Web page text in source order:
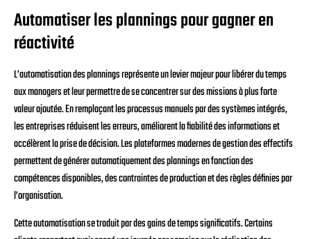
Automatiser les plannings pour gagner en
réactivité
L’automatisation des plannings représente un levier majeur pour libérer du temps
aux managers et leur permettre de se concentrer sur des missions à plus forte
valeur ajoutée. En remplaçant les processus manuels par des systèmes intégrés,
les entreprises réduisent les erreurs, améliorent la fiabilité des informations et
accélèrent la prise de décision. Les plateformes modernes de gestion des effectifs
permettent de générer automatiquement des plannings en fonction des
compétences disponibles, des contraintes de production et des règles définies par
l’organisation.
Cette automatisation se traduit par des gains de temps significatifs. Certains